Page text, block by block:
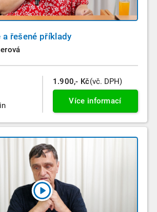
a řešené příklady
1.900,- Kč(vč. DPH)
Více informací